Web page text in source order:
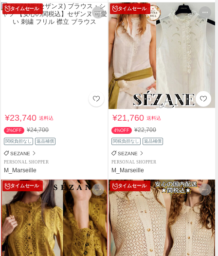
タイムセール
¥23,740送料込
3%OFF ¥24,700
関税負担なし 返品補償
SEZANE
PERSONAL SHOPPER
M_Marseille
タイムセール
¥21,760送料込
4%OFF ¥22,700
関税負担なし 返品補償
SEZANE
PERSONAL SHOPPER
M_Marseille
タイムセール タイムセール